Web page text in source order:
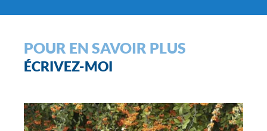
POUR EN SAVOIR PLUS
ÉCRIVEZ-MOI